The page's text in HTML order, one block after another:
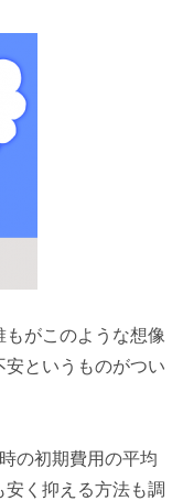
がこのような想像
安というものがつい
の初期費用の平均
安く抑える方法も調